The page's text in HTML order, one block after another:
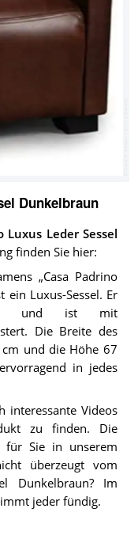
Dunkelbraun
Luxus Leder Sessel
finden Sie hier:
„Casa Padrino
ein Luxus-Sessel. Er
und ist mit
Die Breite des
und die Höhe 67
in jedes
interessante Videos
zu finden. Die
für Sie in unserem
überzeugt vom
Dunkelbraun? Im
jeder fündig.